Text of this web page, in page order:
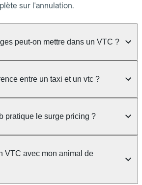
sur l'annulation.
peut-on mettre dans un VTC ?
Affaires, VAO : jusqu'à 3
bagages cabine TPMR : 1
ne change pas selon le
Si vous avez des bagages
entre un taxi et un vtc ?
station, avec un tarif calculé au
et propose un prix fixe connu
surprise ni frais cachés.
chauffeurs sont des
pratique le surge pricing ?
est calculé et affiché avant la
puis fixé définitivement.
VTC avec mon animal de